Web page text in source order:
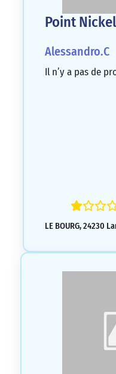
Point Nickel
Alessandro.C
Il n’y a pas de
LE BOURG, 24230